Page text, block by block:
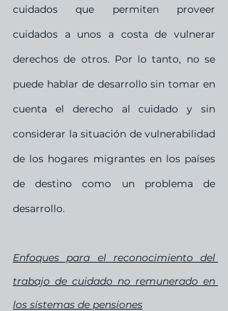
cuidados que permiten proveer
cuidados a unos a costa de vulnerar
derechos de otros. Por lo tanto, no se
puede hablar de desarrollo sin tomar en
cuenta el derecho al cuidado y sin
considerar la situación de vulnerabilidad
de los hogares migrantes en los países
de destino como un problema de
desarrollo.
Enfoques para el reconocimiento del
trabajo de cuidado no remunerado en
los sistemas de pensiones